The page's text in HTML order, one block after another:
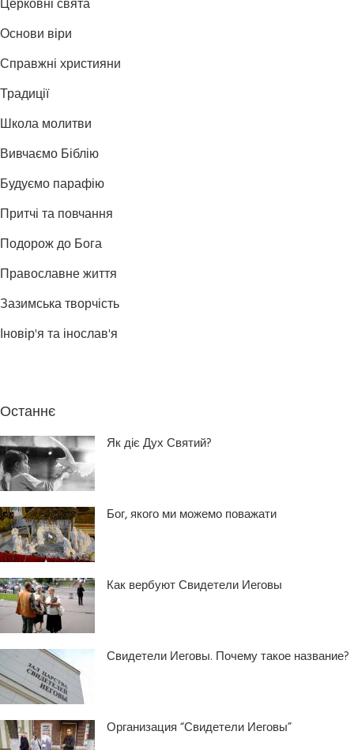
Церковні свята
Основи віри
Справжні християни
Традиції
Школа молитви
Вивчаємо Біблію
Будуємо парафію
Притчі та повчання
Подорож до Бога
Православне життя
Зазимська творчість
Іновір'я та інослав'я
Останнє
Як діє Дух Святий?
Бог, якого ми можемо поважати
Как вербуют Свидетели Иеговы
Свидетели Иеговы. Почему такое название?
Организация “Свидетели Иеговы”